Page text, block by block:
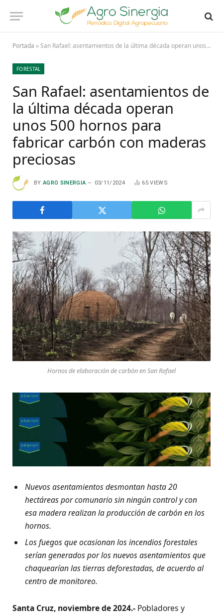
Portada »San Rafael: asentamientos de la última década operan unos 500 hornos para fabricar carbón con maderas preciosas
FORESTAL
San Rafael: asentamientos de
la última década operan
unos 500 hornos para
fabricar carbón con maderas
preciosas
BY AGRO SINERGIA 03/11/2024 65VIEWS
Hornos de elaboración de carbón en San Rafael
Nuevos asentamientos desmontan hasta 20
hectáreas por comunario sin ningún control y con
esa madera realizan la producción de carbón en los
hornos.
Los fuegos que ocasionan los incendios forestales
serían generados por los nuevos asentamientos que
chaquearían las tierras deforestadas, de acuerdo al
centro de monitoreo.
Santa Cruz, noviembre de 2024.- Pobladores y